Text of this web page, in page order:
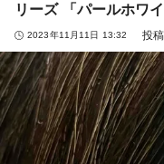
リーズ 「パールホワイ
2023年11月11日 13:32 投